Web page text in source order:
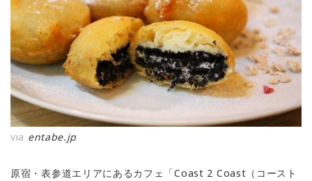
via entabe.jp
原宿・表参道エリアにあるカフェ「Coast 2 Coast（コースト